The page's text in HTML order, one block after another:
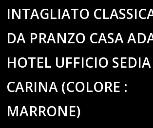
INTAGLIATO
DA PRANZO CASA
HOTEL UFFICIO SEDIA
CARINA (COLORE :
MARRONE)